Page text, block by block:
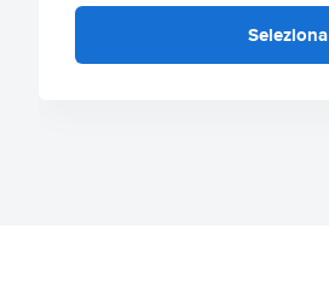
Seleziona